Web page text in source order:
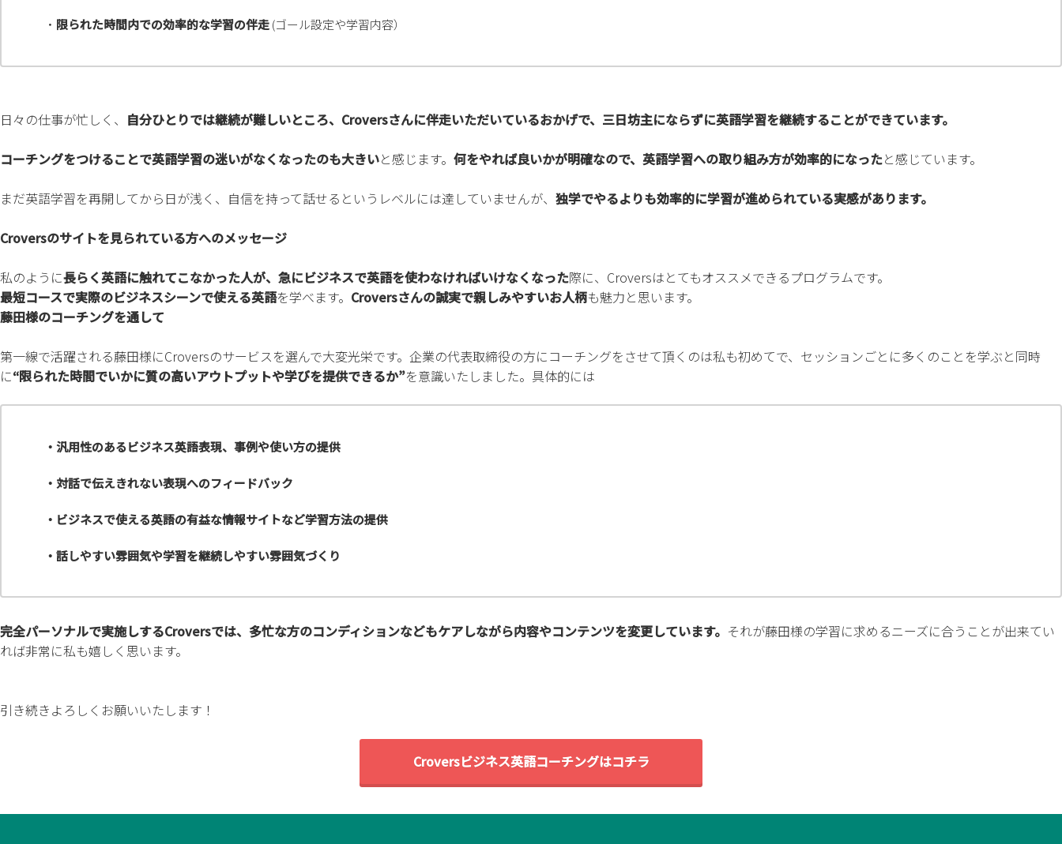
・ 限られた時間内での効率的な学習の伴走(ゴール設定や学習内容）
日々の仕事が忙しく、 自分ひとりでは継続が難しいところ、Croversさんに伴走いただいているおかげで、三日坊主にならずに英語学習を継続することができています。
コーチングをつけることで英語学習の迷いがなくなったのも大きいと感じます。 何をやれば良いかが明確なので、英語学習への取り組み方が効率的になったと感じています。
まだ英語学習を再開してから日が浅く、自信を持って話せるというレベルには達していませんが、 独学でやるよりも効率的に学習が進められている実感があります。
Croversのサイトを見られている方へのメッセージ
私のように長らく英語に触れてこなかった人が、急にビジネスで英語を使わなければいけなくなった際に、Croversはとてもオススメできるプログラムです。
最短コースで実際のビジネスシーンで使える英語を学べます。 Croversさんの誠実で親しみやすいお人柄も魅力と思います。
藤田様のコーチングを通して
第一線で活躍される藤田様にCroversのサービスを選んで大変光栄です。企業の代表取締役の方にコーチングをさせて頂くのは私も初めてで、セッションごとに多くのことを学ぶと同時
に“限られた時間でいかに質の高いアウトプットや学びを提供できるか”を意識いたしました。具体的には
・汎用性のあるビジネス英語表現、事例や使い方の提供
・対話で伝えきれない表現へのフィードバック
・ビジネスで使える英語の有益な情報サイトなど学習方法の提供
・話しやすい雰囲気や学習を継続しやすい雰囲気づくり
完全パーソナルで実施しするCroversでは、多忙な方のコンディションなどもケアしながら内容やコンテンツを変更しています。 それが藤田様の学習に求めるニーズに合うことが出来てい
れば非常に私も嬉しく思います。
引き続きよろしくお願いいたします！
Croversビジネス英語コーチングはコチラ